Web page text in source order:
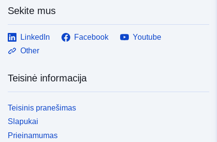
Sekite mus
LinkedIn Facebook
Youtube
Other
Teisinė informacija
Teisinis pranešimas
Slapukai
Prieinamumas